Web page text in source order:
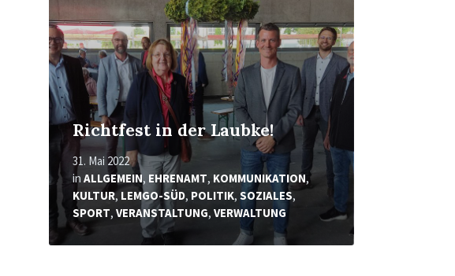
Richtfest in der Laubke!
31. Mai 2022
in ALLGEMEIN, EHRENAMT, KOMMUNIKATION,
KULTUR, LEMGO-SÜD, POLITIK, SOZIALES,
SPORT, VERANSTALTUNG, VERWALTUNG